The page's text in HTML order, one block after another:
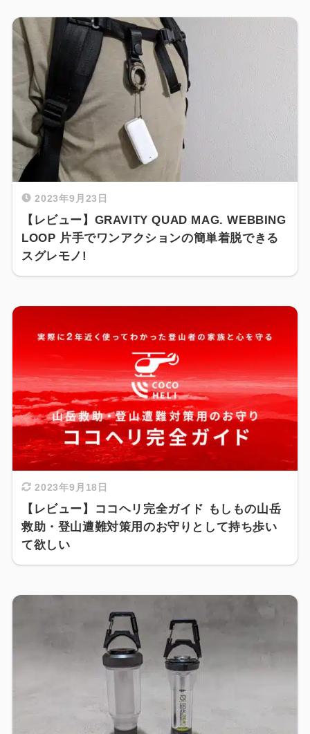
2023年9月23日
【レビュー】GRAVITY QUAD MAG. WEBBING
LOOP 片手でワンアクションの簡単着脱できる
スグレモノ!
2023年9月18日
【レビュー】ココヘリ完全ガイド もしもの山岳
救助・登山遭難対策用のお守りとして持ち歩い
て欲しい